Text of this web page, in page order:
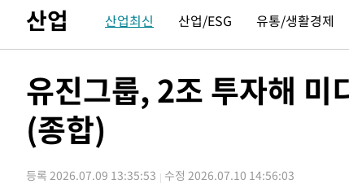
-32183초 전 >
강릉에 시간당 81.4㎜ 물폭탄…도로 잠기고 담벼락
-28290초 전 >백운산서 80년근 천종산삼 9뿌리 발견…감정가 1.3
-23534초 전 >
남자 농구, 나고야 아시안게임서 '홈팀' 일본과 한일전
-22910초 전 > 여수 오동도 해상서 모터보트 전복…1명 사망·1명 실종
-19137초 전 > 극한폭염 한풀 꺾이지만…'낮 최고 35도' 무더위, 열대
-14672초 전 >[속보]'압수수색·성접대 논란' 축구협회 "실망과 걱정
산업 산업최신 산업/ESG 유통/생활경제
유진그룹, 2조 투자해
(종합)
등록 2026.07.09 13:35:53 수정 2026.07.10 14:56:03